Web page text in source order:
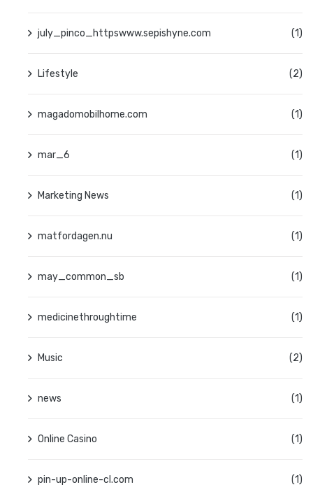
july_pinco_httpswww.sepishyne.com (1)
Lifestyle (2)
magadomobilhome.com (1)
mar_6 (1)
Marketing News (1)
matfordagen.nu (1)
may_common_sb (1)
medicinethroughtime (1)
Music (2)
news (1)
Online Casino (1)
pin-up-online-cl.com (1)